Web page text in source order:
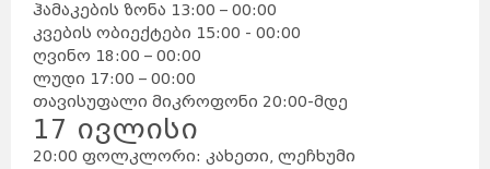
ჰამაკების ზონა 13:00 – 00:00
კვების ობიექტები 15:00 - 00:00
ღვინო 18:00 – 00:00
ლუდი 17:00 – 00:00
თავისუფალი მიკროფონი 20:00-მდე
17 ივლისი
20:00 ფოლკლორი: კახეთი, ლეჩხუმი